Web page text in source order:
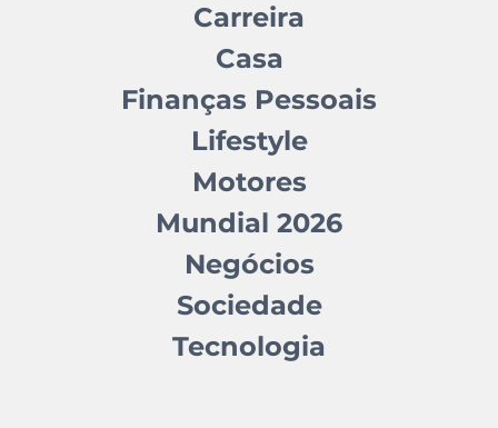
Carreira
Casa
Finanças Pessoais
Lifestyle
Motores
Mundial 2026
Negócios
Sociedade
Tecnologia